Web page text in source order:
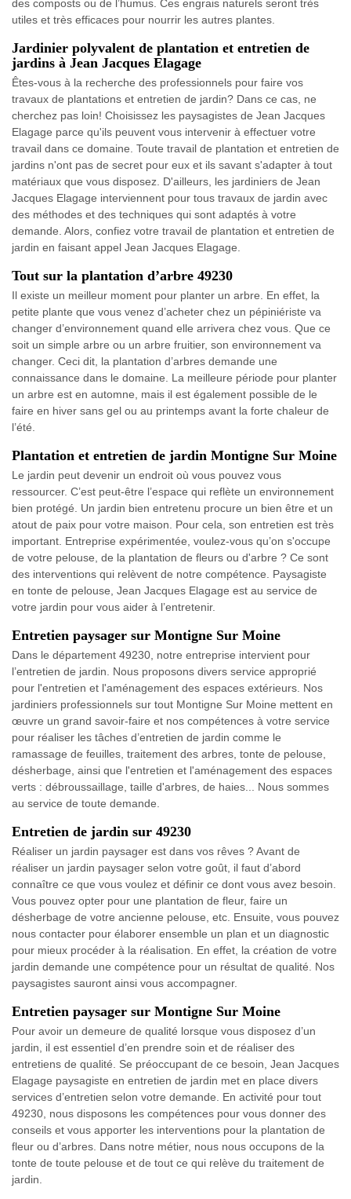
des composts ou de l’humus. Ces engrais naturels seront très
utiles et très efficaces pour nourrir les autres plantes.
Jardinier polyvalent de plantation et entretien de
jardins à Jean Jacques Elagage
Êtes-vous à la recherche des professionnels pour faire vos
travaux de plantations et entretien de jardin? Dans ce cas, ne
cherchez pas loin! Choisissez les paysagistes de Jean Jacques
Elagage parce qu'ils peuvent vous intervenir à effectuer votre
travail dans ce domaine. Toute travail de plantation et entretien de
jardins n'ont pas de secret pour eux et ils savant s'adapter à tout
matériaux que vous disposez. D'ailleurs, les jardiniers de Jean
Jacques Elagage interviennent pour tous travaux de jardin avec
des méthodes et des techniques qui sont adaptés à votre
demande. Alors, confiez votre travail de plantation et entretien de
jardin en faisant appel Jean Jacques Elagage.
Tout sur la plantation d’arbre 49230
Il existe un meilleur moment pour planter un arbre. En effet, la
petite plante que vous venez d’acheter chez un pépiniériste va
changer d’environnement quand elle arrivera chez vous. Que ce
soit un simple arbre ou un arbre fruitier, son environnement va
changer. Ceci dit, la plantation d’arbres demande une
connaissance dans le domaine. La meilleure période pour planter
un arbre est en automne, mais il est également possible de le
faire en hiver sans gel ou au printemps avant la forte chaleur de
l’été.
Plantation et entretien de jardin Montigne Sur Moine
Le jardin peut devenir un endroit où vous pouvez vous
ressourcer. C’est peut-être l’espace qui reflète un environnement
bien protégé. Un jardin bien entretenu procure un bien être et un
atout de paix pour votre maison. Pour cela, son entretien est très
important. Entreprise expérimentée, voulez-vous qu’on s'occupe
de votre pelouse, de la plantation de fleurs ou d'arbre ? Ce sont
des interventions qui relèvent de notre compétence. Paysagiste
en tonte de pelouse, Jean Jacques Elagage est au service de
votre jardin pour vous aider à l’entretenir.
Entretien paysager sur Montigne Sur Moine
Dans le département 49230, notre entreprise intervient pour
l’entretien de jardin. Nous proposons divers service approprié
pour l'entretien et l'aménagement des espaces extérieurs. Nos
jardiniers professionnels sur tout Montigne Sur Moine mettent en
œuvre un grand savoir-faire et nos compétences à votre service
pour réaliser les tâches d’entretien de jardin comme le
ramassage de feuilles, traitement des arbres, tonte de pelouse,
désherbage, ainsi que l'entretien et l'aménagement des espaces
verts : débroussaillage, taille d'arbres, de haies... Nous sommes
au service de toute demande.
Entretien de jardin sur 49230
Réaliser un jardin paysager est dans vos rêves ? Avant de
réaliser un jardin paysager selon votre goût, il faut d’abord
connaître ce que vous voulez et définir ce dont vous avez besoin.
Vous pouvez opter pour une plantation de fleur, faire un
désherbage de votre ancienne pelouse, etc. Ensuite, vous pouvez
nous contacter pour élaborer ensemble un plan et un diagnostic
pour mieux procéder à la réalisation. En effet, la création de votre
jardin demande une compétence pour un résultat de qualité. Nos
paysagistes sauront ainsi vous accompagner.
Entretien paysager sur Montigne Sur Moine
Pour avoir un demeure de qualité lorsque vous disposez d’un
jardin, il est essentiel d’en prendre soin et de réaliser des
entretiens de qualité. Se préoccupant de ce besoin, Jean Jacques
Elagage paysagiste en entretien de jardin met en place divers
services d’entretien selon votre demande. En activité pour tout
49230, nous disposons les compétences pour vous donner des
conseils et vous apporter les interventions pour la plantation de
fleur ou d’arbres. Dans notre métier, nous nous occupons de la
tonte de toute pelouse et de tout ce qui relève du traitement de
jardin.